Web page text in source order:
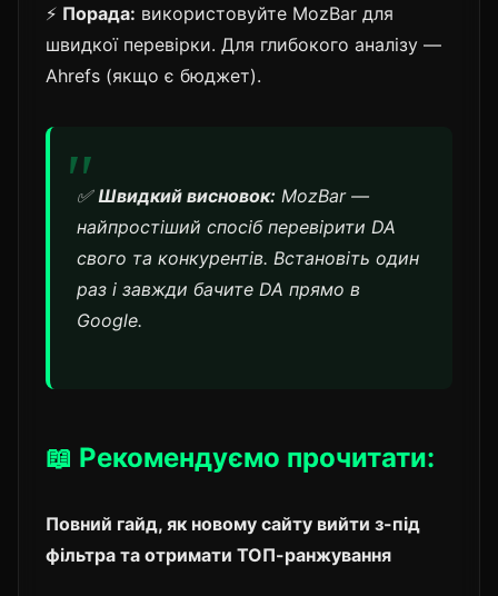
⚡ Порада: використовуйте MozBar для
швидкої перевірки. Для глибокого аналізу —
Ahrefs (якщо є бюджет).
✅ Швидкий висновок: MozBar —
найпростіший спосіб перевірити DA
свого та конкурентів. Встановіть один
раз і завжди бачите DA прямо в
Google.
📖 Рекомендуємо прочитати:
Повний гайд, як новому сайту вийти з-під
фільтра та отримати ТОП-ранжування